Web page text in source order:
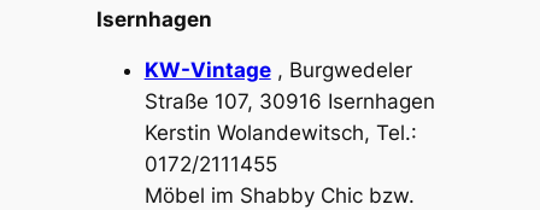
Isernhagen
KW-Vintage, Burgwedeler
Straße 107, 30916 Isernhagen
Kerstin Wolandewitsch, Tel.:
0172/2111455
Möbel im Shabby Chic bzw.